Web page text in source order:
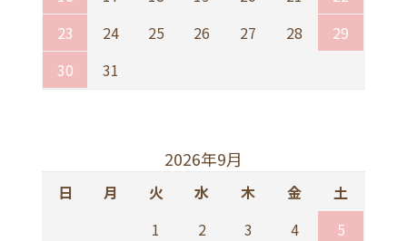
23
24 25 26 27 28
29
30
31
2026年9月
日 月 火 水 木 金
土
1
2 3 4
5